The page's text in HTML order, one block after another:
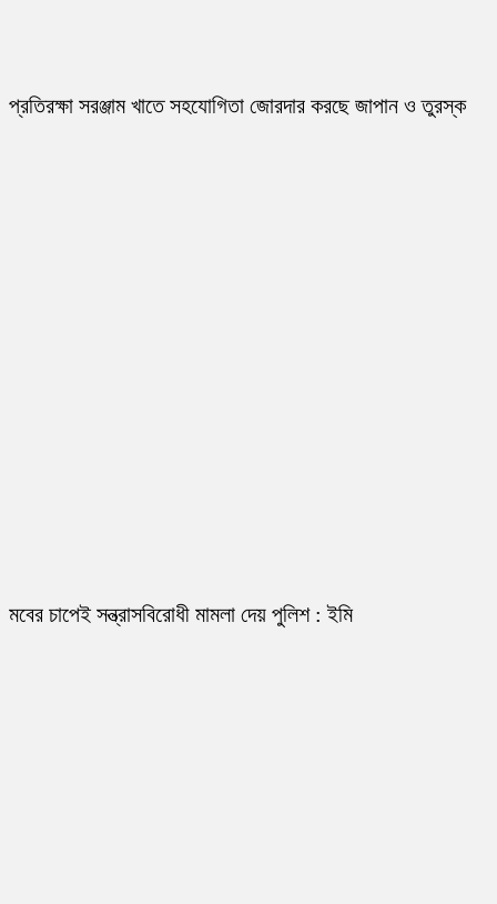
প্রতিরক্ষা সরঞ্জাম খাতে সহযোগিতা জোরদার করছে জাপান ও তুরস্ক
মবের চাপেই সন্ত্রাসবিরোধী মামলা দেয় পুলিশ : ইমি